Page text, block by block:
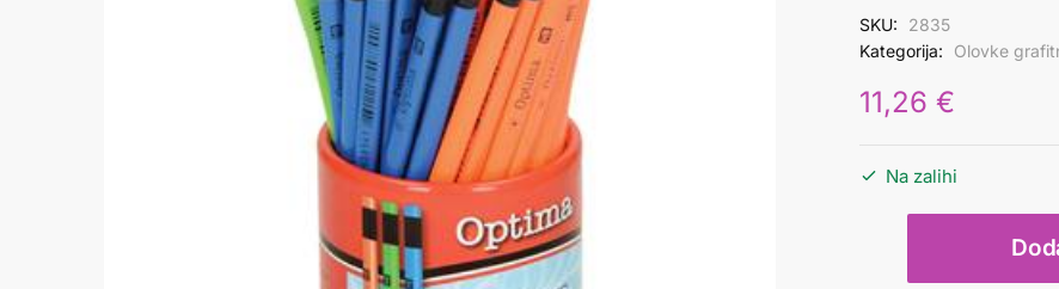
SKU:
2835
Kategorija:
Olovke
11,26 €
Na zalihi